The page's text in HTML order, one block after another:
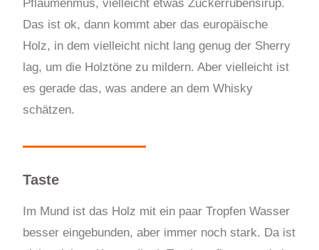
Pflaumenmus, vielleicht etwas Zuckerrübensirup.
Das ist ok, dann kommt aber das europäische
Holz, in dem vielleicht nicht lang genug der Sherry
lag, um die Holztöne zu mildern. Aber vielleicht ist
es gerade das, was andere an dem Whisky
schätzen.
Taste
Im Mund ist das Holz mit ein paar Tropfen Wasser
besser eingebunden, aber immer noch stark. Da ist